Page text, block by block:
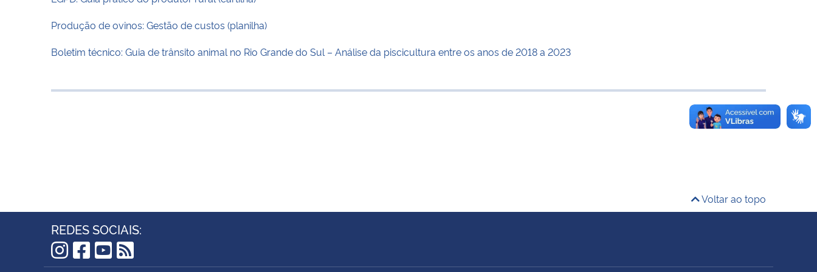
Produção de ovinos: Gestão de custos (planilha)
Boletim técnico: Guia de trânsito animal no Rio Grande do Sul – Análise da piscicultura entre os anos de 2018 a 2023
Voltar ao topo
REDES SOCIAIS: